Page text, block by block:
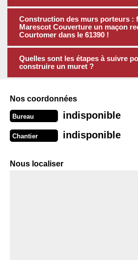
Construction des murs porteurs :
Marescot Couverture un maçon
Courtomer dans le 61390 !
Quelles sont les étapes à suivre
construire un muret ?
Nos coordonnées
Bureau indisponible
Chantier indisponible
Nous localiser